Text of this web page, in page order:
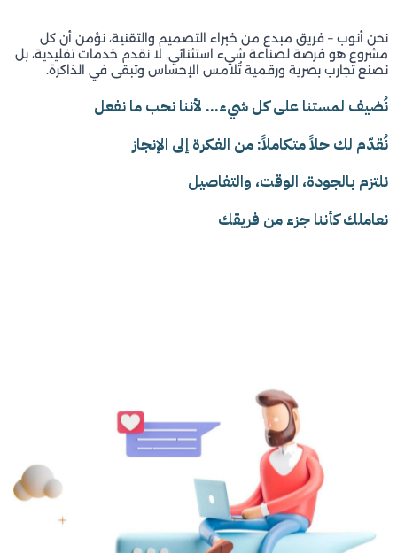
نحن أنوب – فريق مبدع من خبراء التصميم والتقنية، نؤمن أن كل
مشروع هو فرصة لصناعة شيء استثنائي. لا نقدم خدمات تقليدية، بل
نصنع تجارب بصرية ورقمية تُلامس الإحساس وتبقى في الذاكرة.
نُضيف لمستنا على كل شيء… لأننا نحب ما نفعل
نُقدّم لك حلاً متكاملاً: من الفكرة إلى الإنجاز
نلتزم بالجودة، الوقت، والتفاصيل
نعاملك كأننا جزء من فريقك